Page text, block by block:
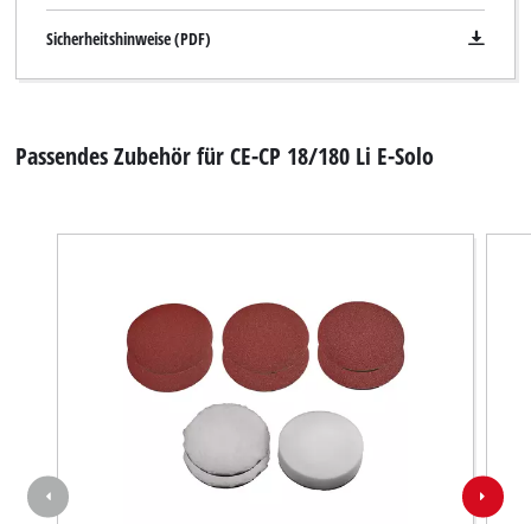
Sicherheitshinweise (PDF)
Passendes Zubehör für CE-CP 18/180 Li E-Solo